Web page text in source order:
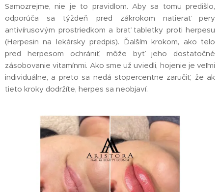
Samozrejme, nie je to pravidlom. Aby sa tomu predišlo,
odporúča sa týždeň pred zákrokom natierať pery
antivírusovým prostriedkom a brať tabletky proti herpesu
(Herpesin na lekársky predpis). Ďalším krokom, ako telo
pred herpesom ochrániť, môže byť jeho dostatočné
zásobovanie vitamínmi. Ako sme už uviedli, hojenie je veľmi
individuálne, a preto sa nedá stopercentne zaručiť, že ak
tieto kroky dodržíte, herpes sa neobjaví.